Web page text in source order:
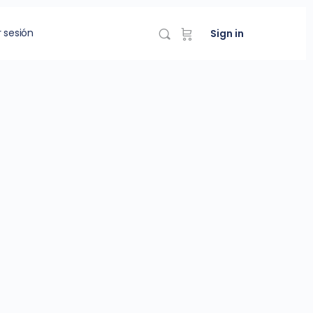
sesión Sign in